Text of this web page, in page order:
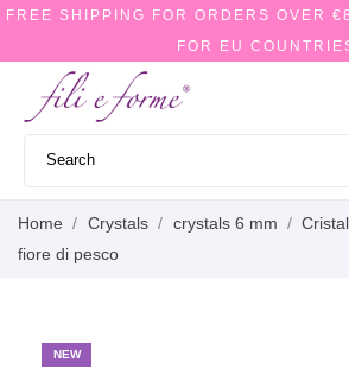
FREE SHIPPING FOR ORDERS OVER
FOR EU
Home Crystals crystals 6 mm
fiore di pesco
NEW